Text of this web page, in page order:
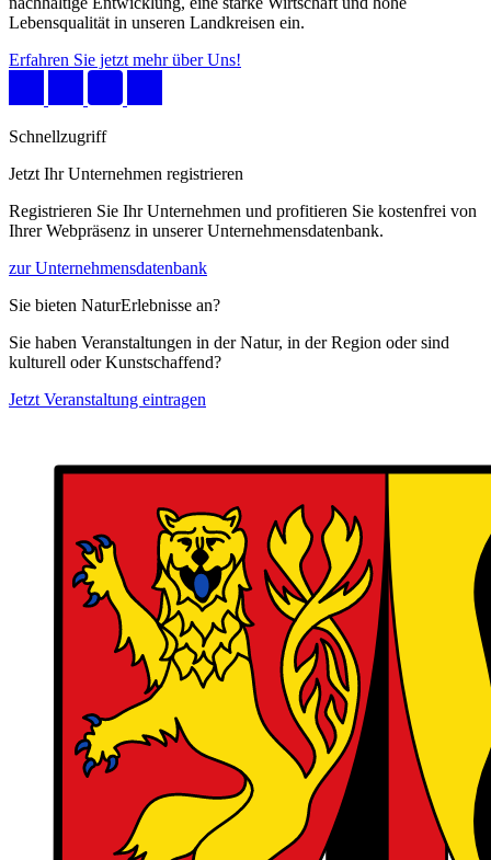
Lebensqualität in unseren Landkreisen ein.
Erfahren Sie jetzt mehr über Uns!
Schnellzugriff
Jetzt Ihr Unternehmen registrieren
Registrieren Sie Ihr Unternehmen und profitieren Sie kostenfrei von
Ihrer Webpräsenz in unserer Unternehmensdatenbank.
zur Unternehmensdatenbank
Sie bieten NaturErlebnisse an?
Sie haben Veranstaltungen in der Natur, in der Region oder sind
kulturell oder Kunstschaffend?
Jetzt Veranstaltung eintragen